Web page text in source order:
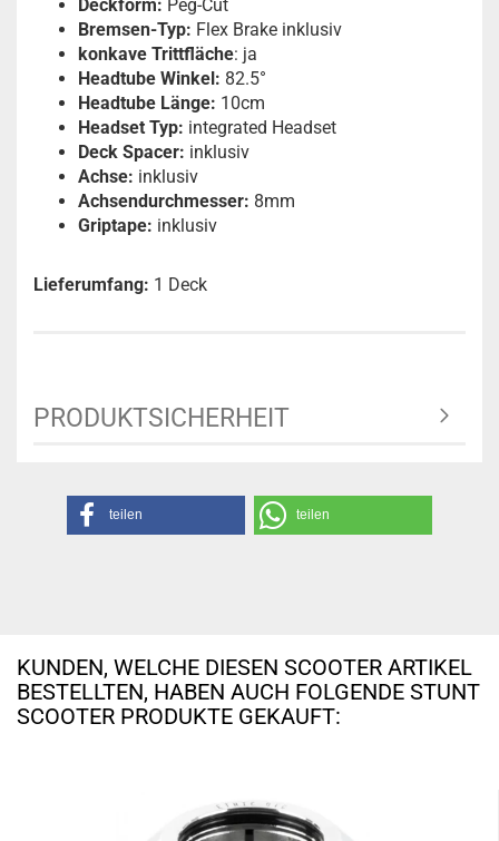
Deckform: Peg-Cut
Bremsen-Typ: Flex Brake inklusiv
konkave Trittfläche: ja
Headtube Winkel: 82.5°
Headtube Länge: 10cm
Headset Typ: integrated Headset
Deck Spacer: inklusiv
Achse: inklusiv
Achsendurchmesser: 8mm
Griptape: inklusiv
Lieferumfang: 1 Deck
PRODUKTSICHERHEIT
teilen teilen
KUNDEN, WELCHE DIESEN SCOOTER ARTIKEL
BESTELLTEN, HABEN AUCH FOLGENDE STUNT
SCOOTER PRODUKTE GEKAUFT: